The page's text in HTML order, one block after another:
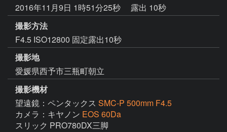
2016年11月9日 1時51分25秒
露出 10秒
撮影方法
F4.5 ISO12800 固定露出10秒
撮影地
愛媛県西予市三瓶町朝立
撮影機材
望遠鏡：ペンタックス SMC-P 500mm F4.5
カメラ：キヤノン EOS 60Da
スリック PRO780DX三脚